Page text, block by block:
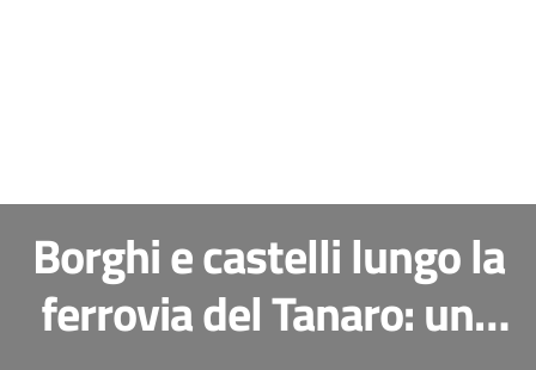
Borghi e castelli lungo la
ferrovia del Tanaro: una